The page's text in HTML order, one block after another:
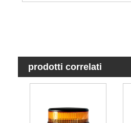
prodotti correlati